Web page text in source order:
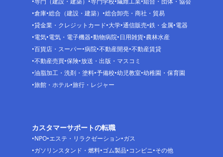
倉庫 総合（建設・建築）
総合卸売・商社・貿易
貸金業・クレジットカード 大学 通信販売 鉄・金属 電器
電気 電気・電子機器 動物病院 日用雑貨 農林水産
百貨店・スーパー 病院 不動産開発 不動産賃貸
不動産売買 保険 放送・出版・マスコミ
油脂加工・洗剤・塗料 予備校 幼児教室 幼稚園・保育園
旅館・ホテル 旅行・レジャー
カスタマーサポートの転職
NPO エステ・リラクゼーション ガス
ガソリンスタンド・燃料 ゴム製品 コンビニ その他